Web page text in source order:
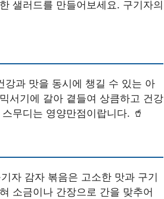
샐러드를 만들어보세요. 구기자의
강과 맛을 동시에 챙길 수 있는 아
서기에 갈아 곁들여 상큼하고 건강
무디는 영양만점이랍니다. 🥤
자 감자 볶음은 고소한 맛과 구기
소금이나 간장으로 간을 맞추어